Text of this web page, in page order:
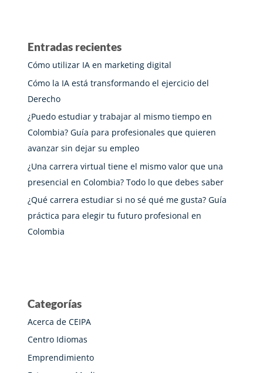
Entradas recientes
Cómo utilizar IA en marketing digital
Cómo la IA está transformando el ejercicio del
Derecho
¿Puedo estudiar y trabajar al mismo tiempo en
Colombia? Guía para profesionales que quieren
avanzar sin dejar su empleo
¿Una carrera virtual tiene el mismo valor que una
presencial en Colombia? Todo lo que debes saber
¿Qué carrera estudiar si no sé qué me gusta? Guía
práctica para elegir tu futuro profesional en
Colombia
Categorías
Acerca de CEIPA
Centro Idiomas
Emprendimiento